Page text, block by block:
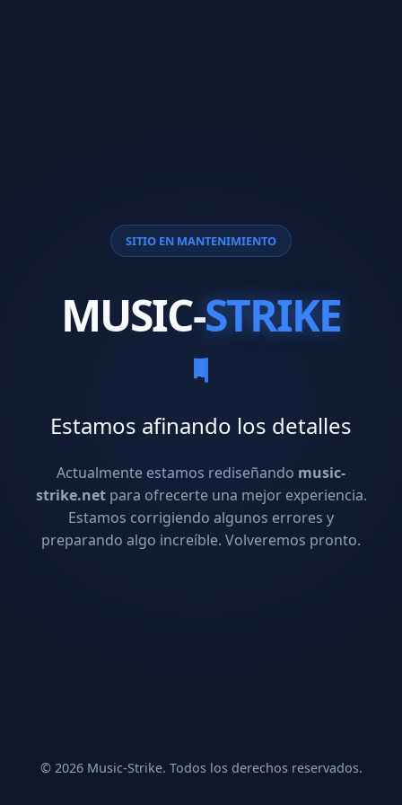
SITIO EN MANTENIMIENTO
MUSIC-STRIKE
Estamos afinando los detalles
Actualmente estamos rediseñando music-
strike.netpara ofrecerte una mejor experiencia.
Estamos corrigiendo algunos errores y
preparando algo increíble. Volveremos pronto.
© 2026 Music-Strike. Todos los derechos reservados.